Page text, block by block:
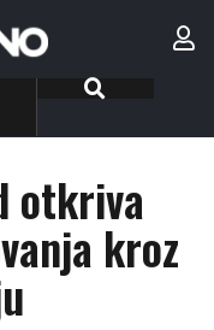
otkriva
kroz